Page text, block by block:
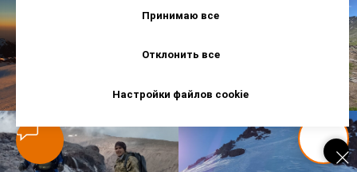
Принимаю все
Отклонить все
Настройки файлов cookie